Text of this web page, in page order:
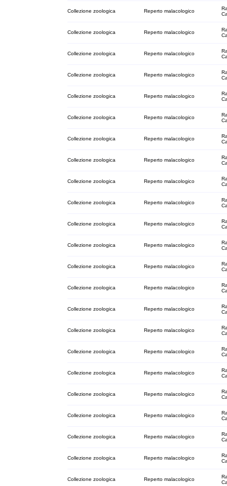
Collezione zoologica Reperto malacologico
Collezione zoologica Reperto malacologico
Collezione zoologica Reperto malacologico
Collezione zoologica Reperto malacologico
Collezione zoologica Reperto malacologico
Collezione zoologica Reperto malacologico
Collezione zoologica Reperto malacologico
Collezione zoologica Reperto malacologico
Collezione zoologica Reperto malacologico
Collezione zoologica Reperto malacologico
Collezione zoologica Reperto malacologico
Collezione zoologica Reperto malacologico
Collezione zoologica Reperto malacologico
Collezione zoologica Reperto malacologico
Collezione zoologica Reperto malacologico
Collezione zoologica Reperto malacologico
Collezione zoologica Reperto malacologico
Collezione zoologica Reperto malacologico
Collezione zoologica Reperto malacologico
Collezione zoologica Reperto malacologico
Collezione zoologica Reperto malacologico
Collezione zoologica Reperto malacologico
Collezione zoologica Reperto malacologico